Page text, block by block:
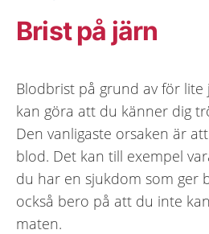
Brist på järn
Blodbrist på grund av för lite
kan göra att du känner dig
Den vanligaste orsaken är
blod. Det kan till exempel
du har en sjukdom som ger
också bero på att du inte
maten.